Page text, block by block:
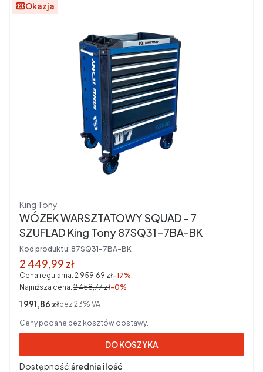
Okazja
Producent
King Tony
WÓZEK WARSZTATOWY SQUAD - 7
SZUFLAD King Tony 87SQ31-7BA-BK
Kod produktu: 87SQ31-7BA-BK
Cena promocyjna brutto
2 449,99 zł
Cena regularna: 2 959,69 zł-17%
Najniższa cena: 2 458,77 zł-0%
Cena netto
1 991,86 złbez 23% VAT
Ceny podane bez kosztów dostawy.
DO KOSZYKA
Dostępność:średnia ilość